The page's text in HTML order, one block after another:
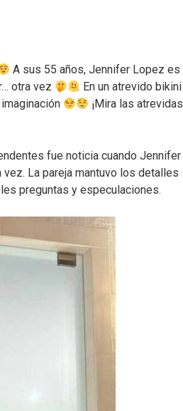
A sus 55 años, Jennifer Lopez es
otra vez
En un atrevido bikini
¡Mira las atrevidas
fue noticia cuando Jennifer
La pareja mantuvo los detalles
preguntas y especulaciones.